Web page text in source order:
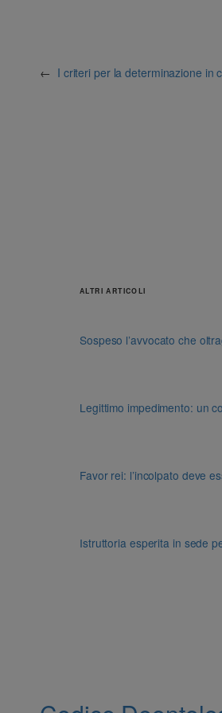
← I criteri per la determinazione in
ALTRI ARTICOLI
Sospeso l’avvocato che
Legittimo impedimento: un
Favor rei: l’incolpato deve
Istruttoria esperita in sede